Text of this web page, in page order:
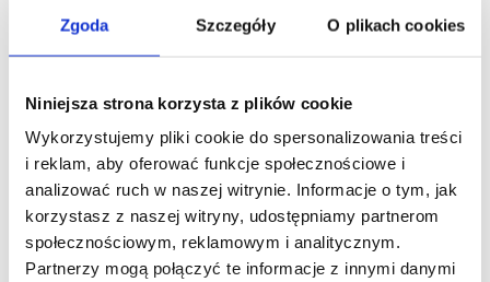
Zgoda Szczegóły O plikach cookies
Niniejsza strona korzysta z plików cookie
Wykorzystujemy pliki cookie do spersonalizowania treści
i reklam, aby oferować funkcje społecznościowe i
analizować ruch w naszej witrynie. Informacje o tym, jak
korzystasz z naszej witryny, udostępniamy partnerom
społecznościowym, reklamowym i analitycznym.
Partnerzy mogą połączyć te informacje z innymi danymi
Podobne produkty